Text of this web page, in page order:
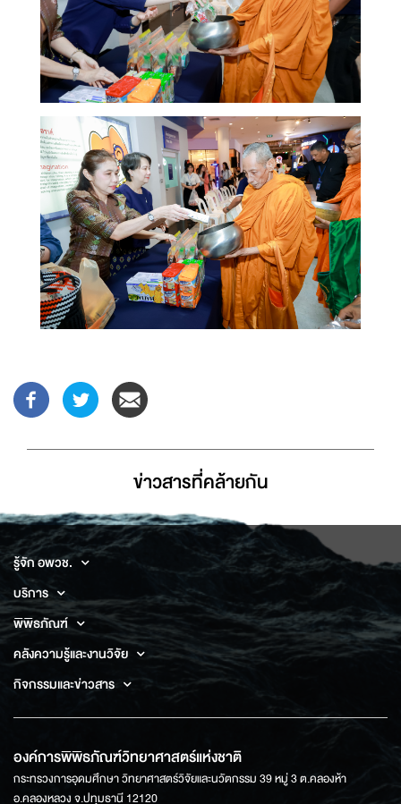
ข่าวสารที่่คล้ายกัน
รู้จัก อพวช.
บริการ
พิพิธภัณฑ์
คลังความรู้และงานวิจัย
กิจกรรมและข่าวสาร
องค์การพิพิธภัณฑ์วิทยาศาสตร์แห่งชาติ
กระทรวงการอุดมศึกษา วิทยาศาสตร์วิจัยและนวัตกรรม 39 หมู่ 3 ต.คลองห้า
อ.คลองหลวง จ.ปทุมธานี 12120